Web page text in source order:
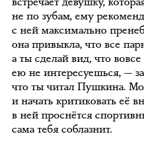
не по зубам, ему
с ней максимально
она привыкла, что все
а ты сделай вид, что вовсе
ею не интересуешься, —
что ты читал Пушкина.
и начать критиковать её
в ней проснётся
сама тебя соблазнит.